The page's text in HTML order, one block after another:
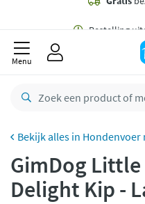
Bestelling
CO2
Menu
Hondenvoer
GimDog
Delight Kip -